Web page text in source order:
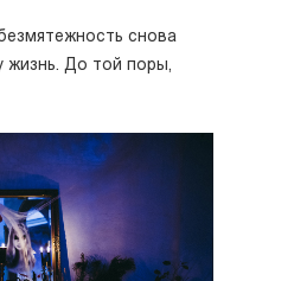
снова
жизнь. До той поры,